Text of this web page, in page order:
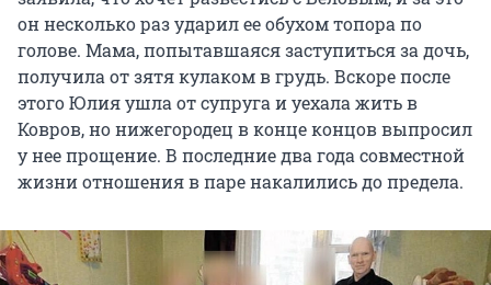
он несколько раз ударил ее обухом топора по
голове. Мама, попытавшаяся заступиться за дочь,
получила от зятя кулаком в грудь. Вскоре после
этого Юлия ушла от супруга и уехала жить в
Ковров, но нижегородец в конце концов выпросил
у нее прощение. В последние два года совместной
жизни отношения в паре накалились до предела.